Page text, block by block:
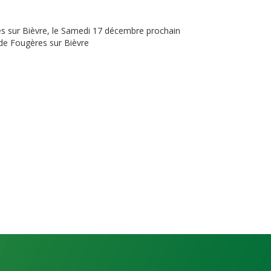
sur Bièvre, le Samedi 17 décembre prochain
Fougères sur Bièvre